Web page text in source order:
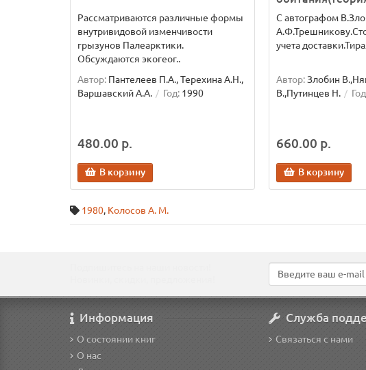
Рассматриваются различные формы
внутривидовой изменчивости
грызунов Палеарктики.
Обсуждаются экогеог..
Автор: Пантелеев П.А., Терехина А.Н.,
Варшавский А.А.
Год: 1990
480.00 р.
В корзину
С автографом
учета
Автор:Злобин
В.,Путинцев Н.
660.00 р.
В корзину
1980, Колосов А. М.
Информация
О состоянии книг
О нас
Служба
Связаться с нами